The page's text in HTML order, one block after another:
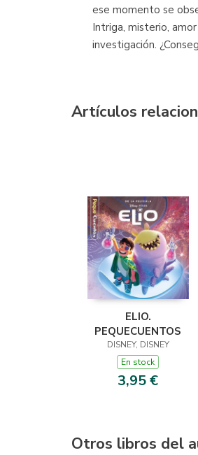
ese momento se
Intriga, misterio,
investigación.
Artículos
ELIO.
PEQUECUENTOS
DISNEY, DISNEY
En stock
3,95 €
Otros libros del